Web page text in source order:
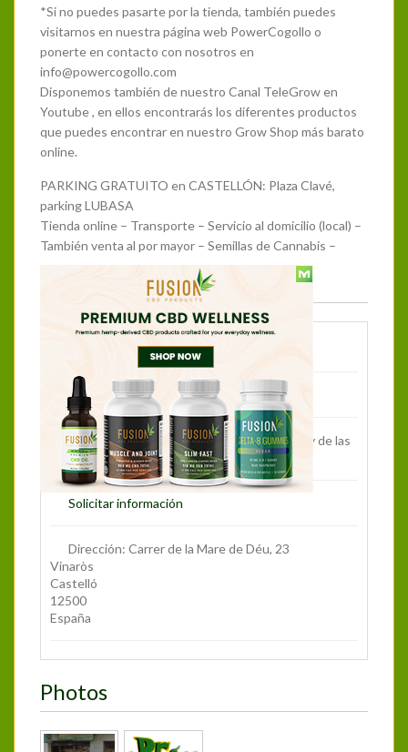
*Si no puedes pasarte por la tienda, también puedes
visitarnos en nuestra página web PowerCogollo o
ponerte en contacto con nosotros en
info@powercogollo.com
Disponemos también de nuestro Canal TeleGrow en
Youtube , en ellos encontrarás los diferentes productos
que puedes encontrar en nuestro Grow Shop más barato
online.
PARKING GRATUITO en CASTELLÓN: Plaza Clavé,
parking LUBASA
Tienda online – Transporte – Servicio al domicilio (local) –
También venta al por mayor – Semillas de Cannabis –
Más Información
Teléfono:964825129
Horario: De lunes a sábado de 10:30 a 13:30h y de las
17:00 a 20:30h
Solicitar información
Dirección:Carrer de la Mare de Déu, 23
Vinaròs
Castelló
12500
España
Photos